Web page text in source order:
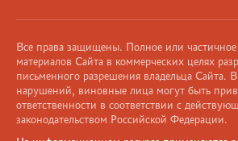
Все права защищены. Полное или
материалов Сайта в коммерческих целях
письменного разрешения владельца Сайта.
нарушений, виновные лица могут быть
ответственности в соответствии с
законодательством Российской Федерации.